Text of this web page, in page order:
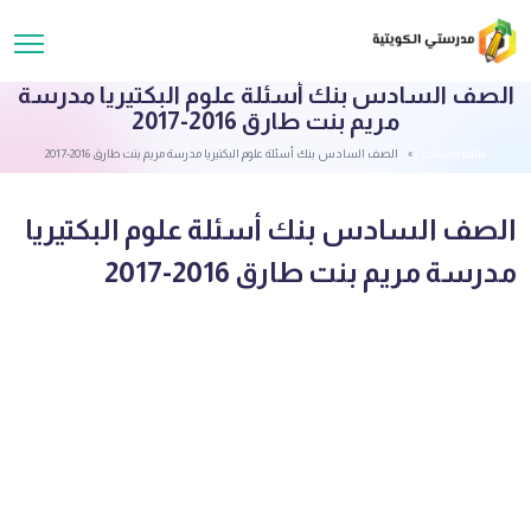
الصف السادس بنك أسئلة علوم البكتيريا مدرسة
مريم بنت طارق 2016-2017
الصف السادس بنك أسئلة علوم البكتيريا مدرسة مريم بنت طارق 2016-2017
الصف السادس بنك أسئلة علوم البكتيريا
مدرسة مريم بنت طارق 2016-2017